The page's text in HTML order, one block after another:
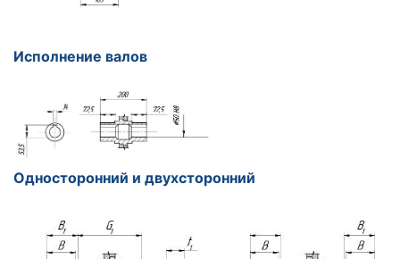
Исполнение валов
Односторонний и двухсторонний